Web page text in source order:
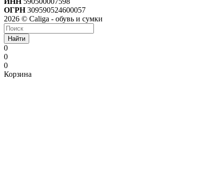
ОГРН309590524600057
2026 © Caliga - обувь и сумки
Найти
0
0
0
Корзина